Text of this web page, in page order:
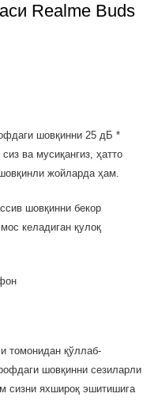
Realme Buds
шовқинни 25 дБ *
ва мусиқангиз, ҳатто
жойларда ҳам.
шовқинни бекор
келадиган қулоқ
томонидан қўллаб-
шовқинни сезиларли
сизни яхшироқ эшитишига